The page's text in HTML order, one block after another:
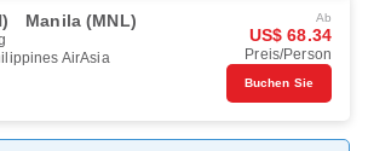
Manila (MNL)
AirAsia
Ab
US$ 68.34
Preis/Person
Buchen Sie